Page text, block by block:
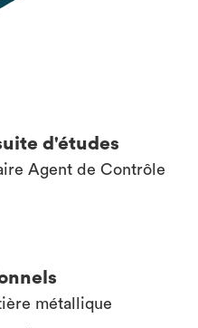
d'études
Agent de Contrôle
métallique